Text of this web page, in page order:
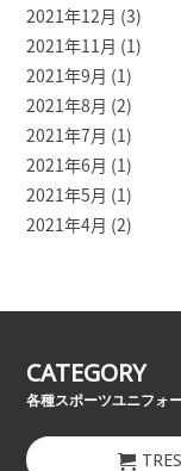
2021年12月 (3)
2021年11月 (1)
2021年9月 (1)
2021年8月 (2)
2021年7月 (1)
2021年6月 (1)
2021年5月 (1)
2021年4月 (2)
CATEGORY
各種スポーツユニフォ